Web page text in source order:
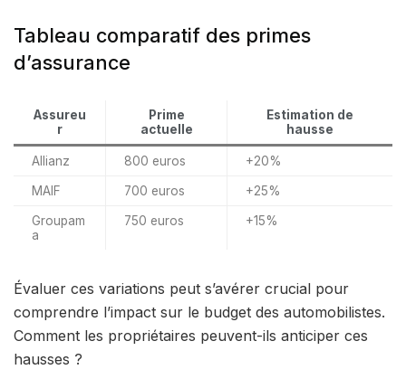
Tableau comparatif des primes
d’assurance
Assureu
r
Prime
actuelle
Estimation de
hausse
Allianz 800 euros +20%
MAIF 700 euros +25%
Groupam
a
750 euros +15%
Évaluer ces variations peut s’avérer crucial pour
comprendre l’impact sur le budget des automobilistes.
Comment les propriétaires peuvent-ils anticiper ces
hausses ?